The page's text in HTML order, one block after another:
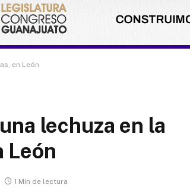
en León
lechuza en la
León
1 Min de lectura